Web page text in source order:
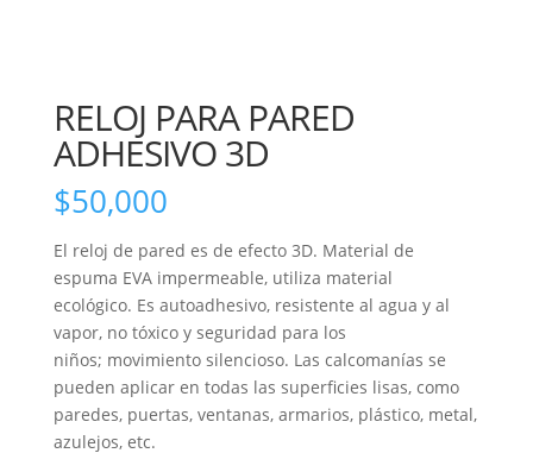
RELOJ PARA PARED
ADHESIVO 3D
$50,000
El reloj de pared es de efecto 3D. Material de
espuma EVA impermeable, utiliza material
ecológico. Es autoadhesivo, resistente al agua y al
vapor, no tóxico y seguridad para los
niños; movimiento silencioso. Las calcomanías se
pueden aplicar en todas las superficies lisas, como
paredes, puertas, ventanas, armarios, plástico, metal,
azulejos, etc.